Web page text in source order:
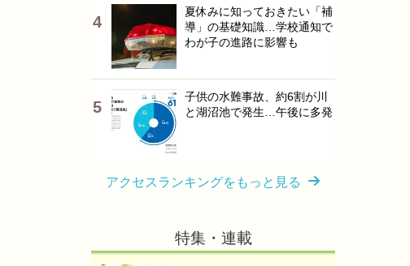
夏休みに知っておきたい「補
導」の基礎知識…学校通知で
わが子の進路に影響も
子供の水難事故、約6割が川
と湖沼池で発生…午後に多発
アクセスランキングをもっと見る
特集・連載